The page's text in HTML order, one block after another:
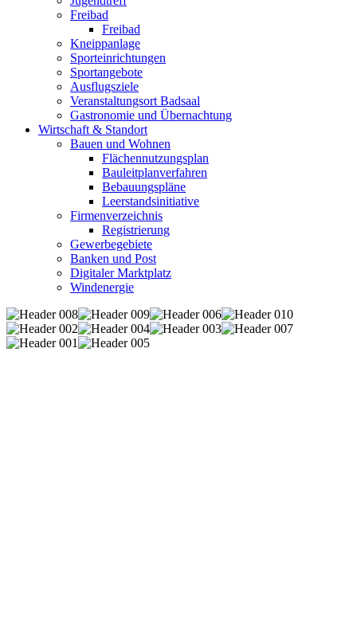
Freibad
Freibad
Kneippanlage
Sporteinrichtungen
Sportangebote
Ausflugsziele
Veranstaltungsort Badsaal
Gastronomie und Übernachtung
Wirtschaft & Standort
Bauen und Wohnen
Flächennutzungsplan
Bauleitplanverfahren
Bebauungspläne
Leerstandsinitiative
Firmenverzeichnis
Registrierung
Gewerbegebiete
Banken und Post
Digitaler Marktplatz
Windenergie